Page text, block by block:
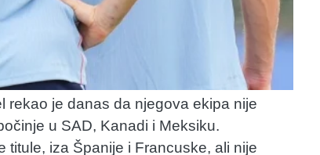
rekao je danas da njegova ekipa nije
u SAD, Kanadi i Meksiku.
titule, iza Španije i Francuske, ali nije